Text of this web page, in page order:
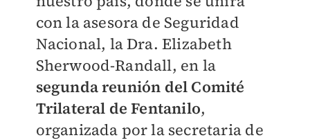
con la asesora de Seguridad
Nacional, la Dra. Elizabeth
Sherwood-Randall, en la
segunda reunión del Comité
Trilateral de Fentanilo,
organizada por la secretaria de